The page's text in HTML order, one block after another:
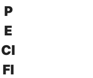
P
E
CI
FI